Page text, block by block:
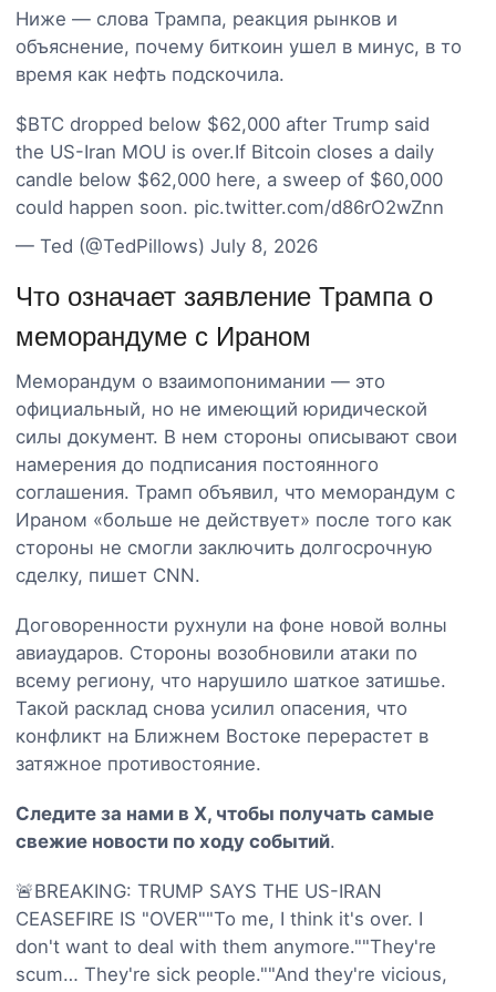
Ниже — слова Трампа, реакция рынков и
объяснение, почему биткоин ушел в минус, в то
время как нефть подскочила.
$BTC dropped below $62,000 after Trump said
the US-Iran MOU is over.If Bitcoin closes a daily
candle below $62,000 here, a sweep of $60,000
could happen soon. pic.twitter.com/d86rO2wZnn
— Ted (@TedPillows) July 8, 2026
Что означает заявление Трампа о
меморандуме с Ираном
Меморандум о взаимопонимании — это
официальный, но не имеющий юридической
силы документ. В нем стороны описывают свои
намерения до подписания постоянного
соглашения. Трамп объявил, что меморандум с
Ираном «больше не действует» после того как
стороны не смогли заключить долгосрочную
сделку, пишет CNN.
Договоренности рухнули на фоне новой волны
авиаударов. Стороны возобновили атаки по
всему региону, что нарушило шаткое затишье.
Такой расклад снова усилил опасения, что
конфликт на Ближнем Востоке перерастет в
затяжное противостояние.
Следите за нами в X, чтобы получать самые
свежие новости по ходу событий.
🚨BREAKING: TRUMP SAYS THE US-IRAN
CEASEFIRE IS "OVER""To me, I think it's over. I
don't want to deal with them anymore.""They're
scum… They're sick people.""And they're vicious,